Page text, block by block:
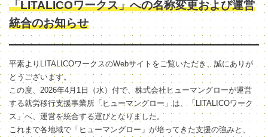
「LITALICOワークス」への名称変更および運営
統合のお知らせ
平素よりLITALICOワークスのWebサイトをご覧いただき、誠にありが
とうございます。
この度、2026年4月1日（水）付で、株式会社ヒューマングローが運営
する就労移行支援事業所「ヒューマングロー」は、「LITALICOワーク
ス」へ、運営を統合する運びとなりました。
これまで各地域で「ヒューマングロー」が培ってきた支援の強みと、